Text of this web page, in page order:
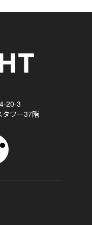
20-3
ワー37階